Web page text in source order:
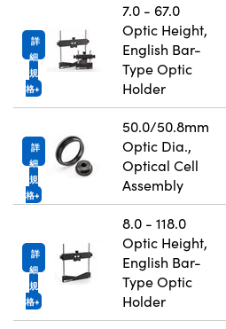
詳
細
規
格
7.0 - 67.0
Optic Height,
English Bar-
Type Optic
Holder
詳
細
規
格
50.0/50.8mm
Optic Dia.,
Optical Cell
Assembly
詳
細
規
格
8.0 - 118.0
Optic Height,
English Bar-
Type Optic
Holder